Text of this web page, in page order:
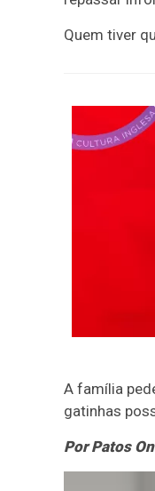
Quem tiver
A família
gatinhas
Por Patos